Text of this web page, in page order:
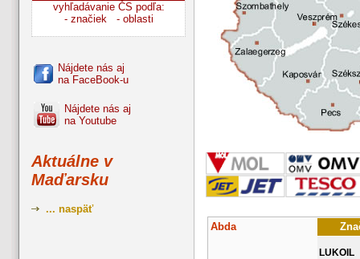
vyhľadávanie ČS podľa:
- značiek
- oblasti
Nájdete nás aj
na FaceBook-u
Nájdete nás aj
na Youtube
Aktuálne v
Maďarsku
... naspäť
Abda
LUKOIL